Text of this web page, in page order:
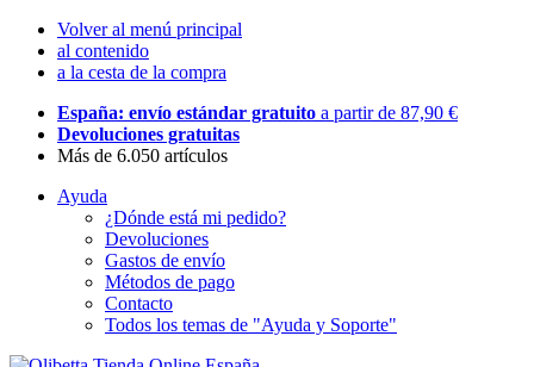
Volver al menú principal
al contenido
a la cesta de la compra
España: envío estándar gratuito a partir de 87,90 €
Devoluciones gratuitas
Más de 6.050 artículos
Ayuda
¿Dónde está mi pedido?
Devoluciones
Gastos de envío
Métodos de pago
Contacto
Todos los temas de "Ayuda y Soporte"